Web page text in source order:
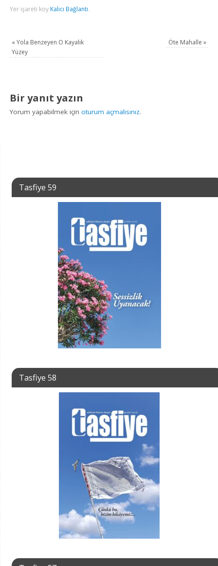
Yer işareti koy Kalıcı Bağlantı.
« Yola Benzeyen O Kayalık
Yüzey
Öte Mahalle »
Bir yanıt yazın
Yorum yapabilmek içinoturum açmalısınız.
Tasfiye 59
Tasfiye 58